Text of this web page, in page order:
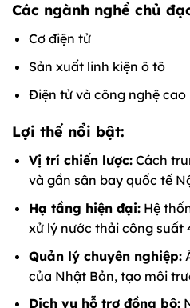
Các ngành nghề chủ
Cơ điện tử
Sản xuất linh kiện ô tô
Điện tử và công nghệ cao
Lợi thế nổi bật:
Vị trí chiến lược:Cách
và gần sân bay quốc tế
Hạ tầng hiện đại:Hệ
xử lý nước thải công suất
Quản lý chuyên nghiệp:
của Nhật Bản, tạo môi
Dịch vụ hỗ trợ đồng bộ: